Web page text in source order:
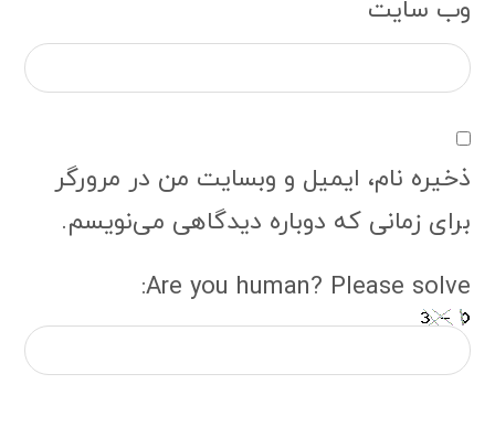
وب‌ سایت
ذخیره نام، ایمیل و وبسایت من در مرورگر
برای زمانی که دوباره دیدگاهی می‌نویسم.
Are you human? Please solve: